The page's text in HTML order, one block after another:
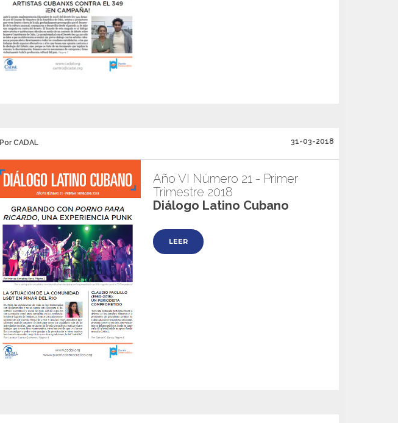
Por CADAL 31-03-2018
Año VI Número 21 - Primer
Trimestre 2018
Diálogo Latino Cubano
LEER